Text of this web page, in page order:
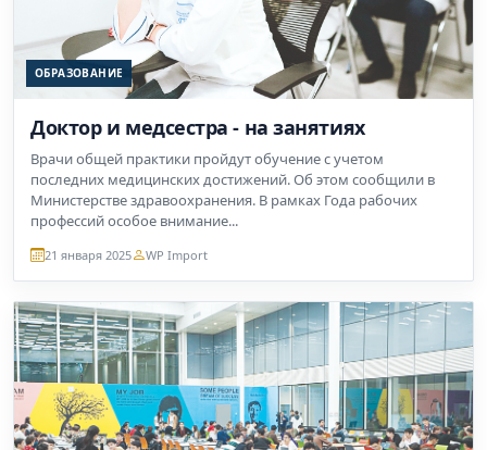
ОБРАЗОВАНИЕ
Доктор и медсестра - на занятиях
Врачи общей практики пройдут обучение с учетом
последних медицинских достижений. Об этом сообщили в
Министерстве здравоохранения. В рамках Года рабочих
профессий особое внимание...
21 января 2025 WP Import